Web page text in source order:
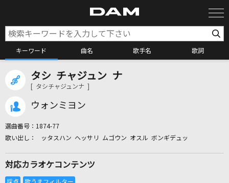
キーワード 曲名 歌手名 歌詞
カラオケ検索
タシ チャジュン ナ
[ タシチャジュンナ ]
ウォンミヨン
選曲番号： 1874-77
ッタスハン ヘッサリ ムゴウン オスル ボンギデュッ
対応カラオケコンテンツ